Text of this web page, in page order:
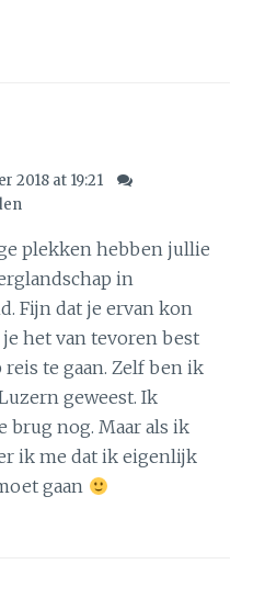
2018 at 19:21
plekken hebben jullie
in
Fijn dat je ervan kon
het van tevoren best
te gaan. Zelf ben ik
geweest. Ik
brug nog. Maar als ik
ik me dat ik eigenlijk
gaan